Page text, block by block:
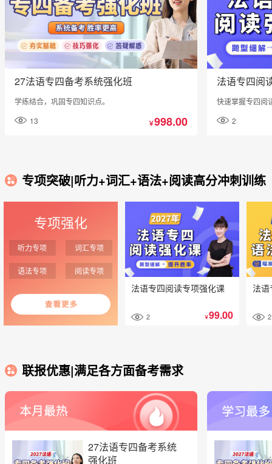
27法语专四备考系统强化班
学练结合，巩固专四知识点。
13
￥998.00
法语专四阅
快速掌握专四阅
2
专项突破|听力+词汇+语法+阅读高分冲刺训练
专项强化
听力专项 词汇专项
语法专项 阅读专项
法语专四阅读专项强化课
2 ￥99.00
法
2
联报优惠|满足各方面备考需求
27法语专四备考系统
强化班